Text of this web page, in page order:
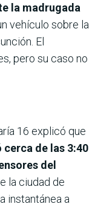
la madrugada
vehículo sobre la
El
pero su caso no
16 explicó que
cerca de las 3:40
del
la ciudad de
instantánea a